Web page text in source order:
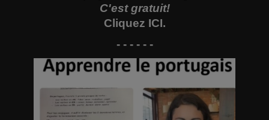
C'est gratuit!
Cliquez ICI.
- - - - - -